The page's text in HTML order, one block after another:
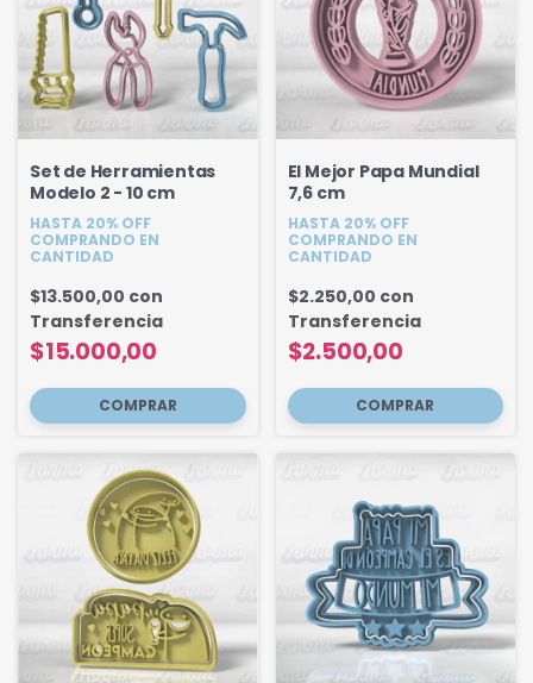
Set de Herramientas
Modelo 2 - 10 cm
HASTA 20% OFF
COMPRANDO EN
CANTIDAD
$15.000,00
$13.500,00 con
Transferencia
El Mejor Papa Mundial
7,6 cm
HASTA 20% OFF
COMPRANDO EN
CANTIDAD
$2.500,00
$2.250,00 con
Transferencia